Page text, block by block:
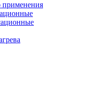
применения